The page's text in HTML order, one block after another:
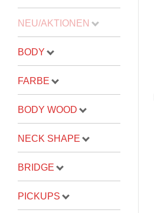
... mehr
PRO AUDIO, MICS, STANDS
Samson Pro Audio
Ständer
... mehr
STREICHINSTRUMENTE
NEU/AKTIONEN
BODY
FARBE
BODY WOOD
NECK SHAPE
BRIDGE
PICKUPS